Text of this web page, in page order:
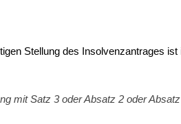
Stellung des Insolvenzantrages ist
mit Satz 3 oder Absatz 2 oder